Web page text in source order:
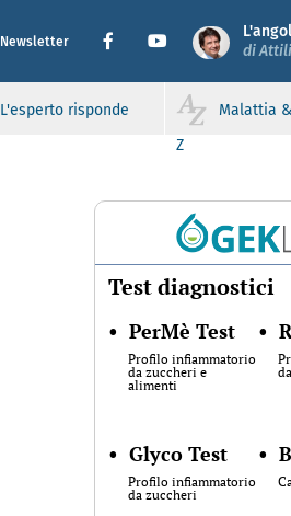
Newsletter
di
L'esperto risponde
Malattia
Z
Test diagnostici
• PerMè Test
Profilo infiammatorio
da zuccheri e
alimenti
•
• Glyco Test
Profilo infiammatorio
da zuccheri
•